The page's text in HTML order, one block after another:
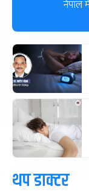
नेपाल
थप डाक्टर